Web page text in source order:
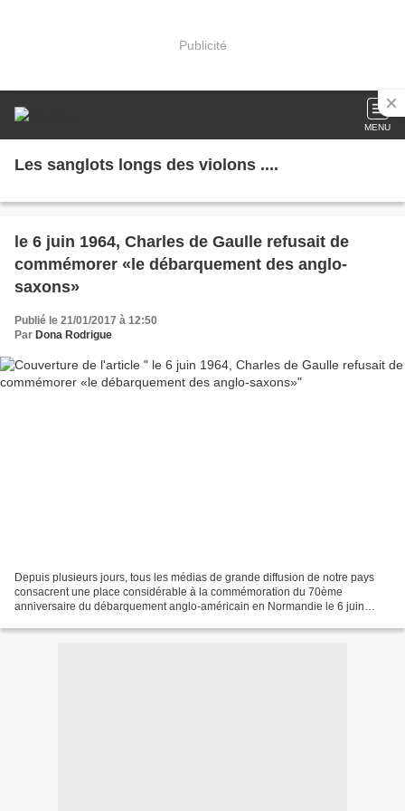
Publicité
MENU
Les sanglots longs des violons ....
le 6 juin 1964, Charles de Gaulle refusait de
commémorer «le débarquement des anglo-
saxons»
Publié le 21/01/2017 à 12:50
Par Dona Rodrigue
Depuis plusieurs jours, tous les médias de grande diffusion de notre pays
consacrent une place considérable à la commémoration du 70ème
anniversaire du débarquement anglo-américain en Normandie le 6 juin